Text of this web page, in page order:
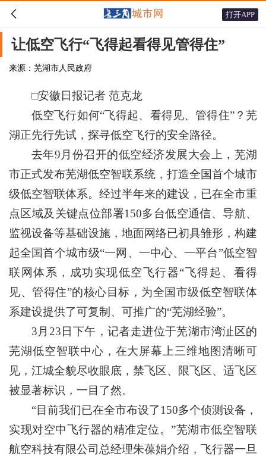
 打开APP
让低空飞行“飞得起看得见管得住”
来源：芜湖市人民政府
□安徽日报记者 范克龙
低空飞行如何“飞得起、看得见、管得住”？芜
湖正先行先试，探寻低空飞行的安全路径。
去年9月份召开的低空经济发展大会上，芜湖
市正式发布芜湖低空智联系统，打造全国首个城市
级低空智联体系。经过半年来的建设，已在全市重
点区域及关键点位部署150多台低空通信、导航、
监视设备等基础设施，地面网络已初具雏形，构建
起全国首个城市级“一网、一中心、一平台”低空智
联网体系，成功实现低空飞行器“飞得起、看得
见、管得住”的核心目标，为全国市级低空智联体
系建设提供了可复制、可推广的“芜湖经验”。
3月23日下午，记者走进位于芜湖市湾沚区的
芜湖低空智联中心，在大屏幕上三维地图清晰可
见，江城全貌尽收眼底，禁飞区、限飞区、适飞区
被显著标识，一目了然。
“目前我们已在全市布设了150多个侦测设备，
实现对空中飞行器的精准定位。”芜湖市低空智联
航空科技有限公司总经理朱葆娟介绍，飞行器一旦